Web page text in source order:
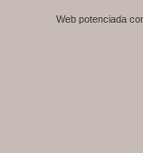
Web potenciada